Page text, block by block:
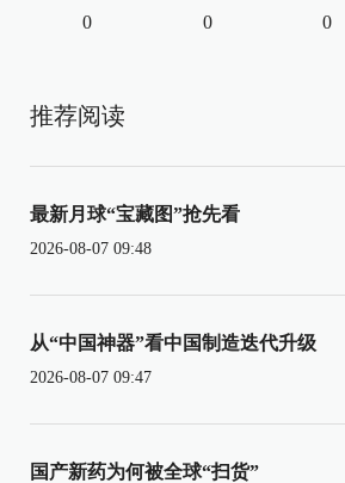
0 0 0
推荐阅读
最新月球“宝藏图”抢先看
2026-08-07 09:48
从“中国神器”看中国制造迭代升级
2026-08-07 09:47
国产新药为何被全球“扫货”